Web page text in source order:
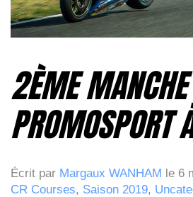
2ÈME MANCHE
PROMOSPORT
Écrit par Margaux WANHAM le 6
CR Courses, Saison 2019,